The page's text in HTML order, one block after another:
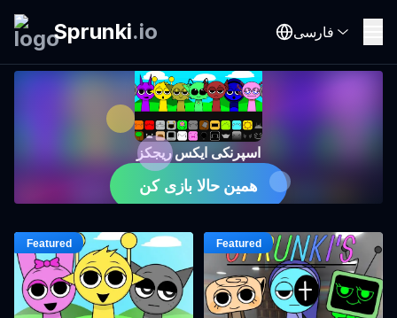
Sprunki.io فارسی
اسپرنکی ایکس ریجکز
همین حالا بازی کن